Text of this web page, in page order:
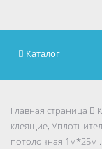
Каталог
Главная страница
клеящие,
потолочная 1м*25м